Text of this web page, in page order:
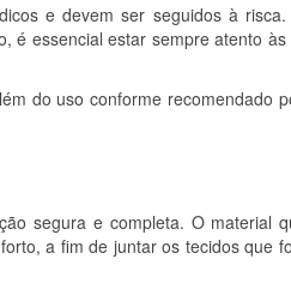
e devem ser seguidos à
é essencial estar sempre atento
do uso conforme recomendado
segura e completa. O material
a fim de juntar os tecidos que